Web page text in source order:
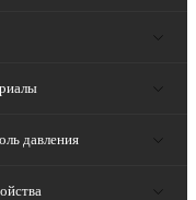
давления